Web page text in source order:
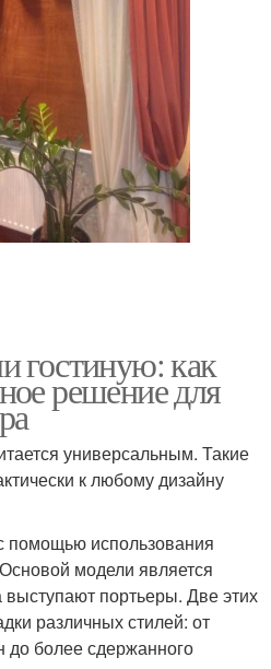
гостиную: как
решение для
универсальным. Такие
к любому дизайну
помощью использования
модели является
выступают портьеры. Две этих
различных стилей: от
более сдержанного